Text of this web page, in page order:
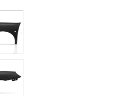
ESQUERDO (MOTORISTA)